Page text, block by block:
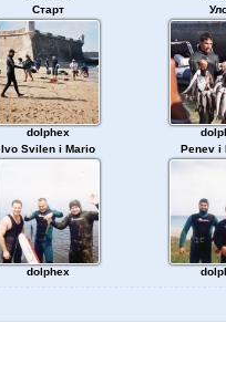
Старт
dolphex
Ivo Svilen i Mario
dolphex
Penev i